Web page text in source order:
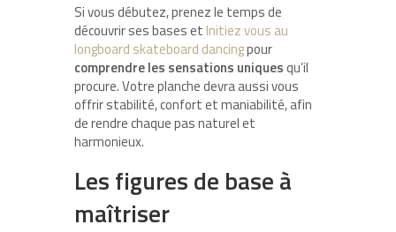
Si vous débutez, prenez le temps de
découvrir ses bases et Initiez vous au
longboard skateboard dancingpour
comprendre les sensations uniquesqu’il
procure. Votre planche devra aussi vous
offrir stabilité, confort et maniabilité, afin
de rendre chaque pas naturel et
harmonieux.
Les figures de base à
maîtriser